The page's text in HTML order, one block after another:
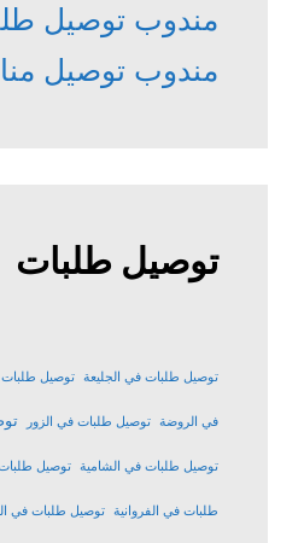
مندوب توصيل
مندوب توصيل
توصيل طلبات
توصيل طلبات في الجليعة توصيل طلبات
في الروضة توصيل طلبات في الزور
توصيل طلبات في الشامية توصيل
طلبات في الفروانية توصيل طلبات في